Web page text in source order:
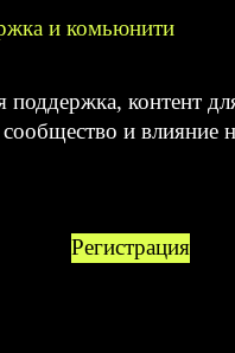
и комьюнити
контент
сообщество и влияние
Регистрация